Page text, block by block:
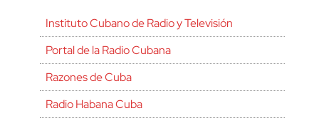
Instituto Cubano de Radio y Televisión
Portal de la Radio Cubana
Razones de Cuba
Radio Habana Cuba